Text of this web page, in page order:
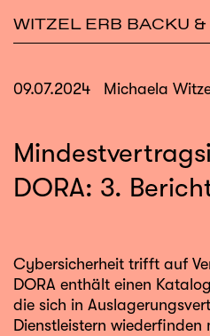
WITZEL ERB BACKU
09.07.2024 Michaela
DORA: 3.
Cybersicherheit trifft auf
DORA enthält einen
die sich in
Dienstleistern wiederfinden